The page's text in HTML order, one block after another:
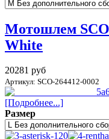
Мотошлем
White
20281 руб
Артикул: SCO-264412-0002
[Подробнее...]
Размер